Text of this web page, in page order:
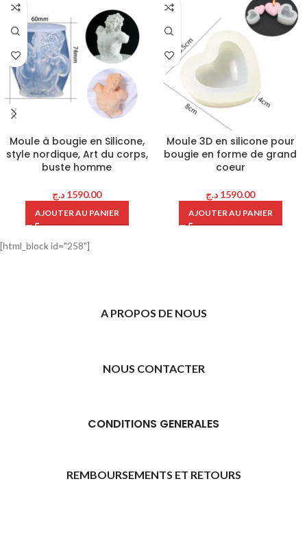
Moule à bougie en Silicone,
style nordique, Art du corps,
buste homme
1590.00 د.ج
AJOUTER AU PANIER
Moule 3D en silicone pour
bougie en forme de grand
coeur
1590.00 د.ج
AJOUTER AU PANIER
[html_block id="258"]
A PROPOS DE NOUS
NOUS CONTACTER
CONDITIONS GENERALES
REMBOURSEMENTS ET RETOURS